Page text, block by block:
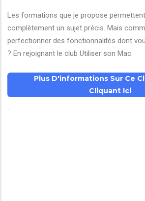
Les formations que je propose
complètement un sujet précis. Mais
perfectionner des fonctionnalités dont
? En rejoignant le club Utiliser son Mac.
Plus D'informations Sur Ce
Cliquant Ici
.